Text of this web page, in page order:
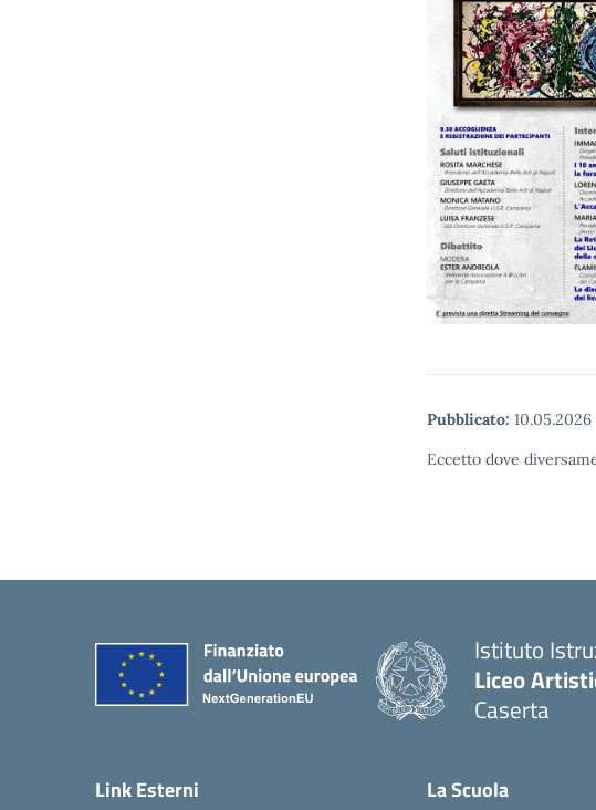
Pubblicato: 10.05.2026
Eccetto dove
Istituto
Liceo
Caserta
Link Esterni La Scuola